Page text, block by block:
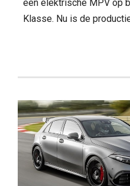
een elektrische MPV op
Klasse. Nu is de